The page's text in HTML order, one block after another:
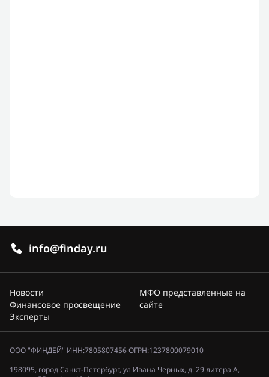
info@finday.ru
Новости
Финансовое просвещение
Эксперты
МФО представленные на
сайте
ООО "ФИНДЕЙ" ИНН:7805807456 ОГРН:1237800079010
198095, город Санкт-Петербург, ул Ивана Черных, д. 29 литера А,